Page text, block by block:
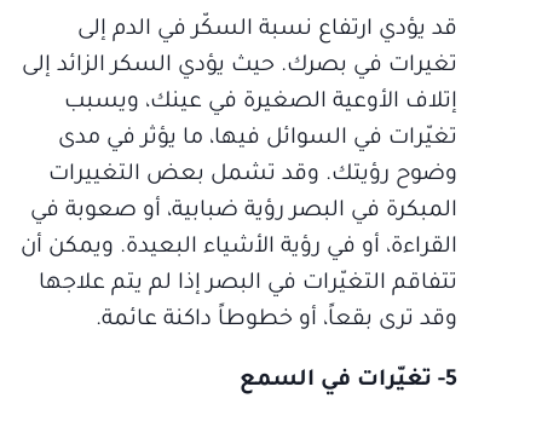
قد يؤدي ارتفاع نسبة السكّر في الدم إلى
تغيرات في بصرك. حيث يؤدي السكر الزائد إلى
إتلاف الأوعية الصغيرة في عينك، ويسبب
تغيّرات في السوائل فيها، ما يؤثر في مدى
وضوح رؤيتك. وقد تشمل بعض التغييرات
المبكرة في البصر رؤية ضبابية، أو صعوبة في
القراءة، أو في رؤية الأشياء البعيدة. ويمكن أن
تتفاقم التغيّرات في البصر إذا لم يتم علاجها
وقد ترى بقعاً، أو خطوطاً داكنة عائمة.
5- تغيّرات في السمع